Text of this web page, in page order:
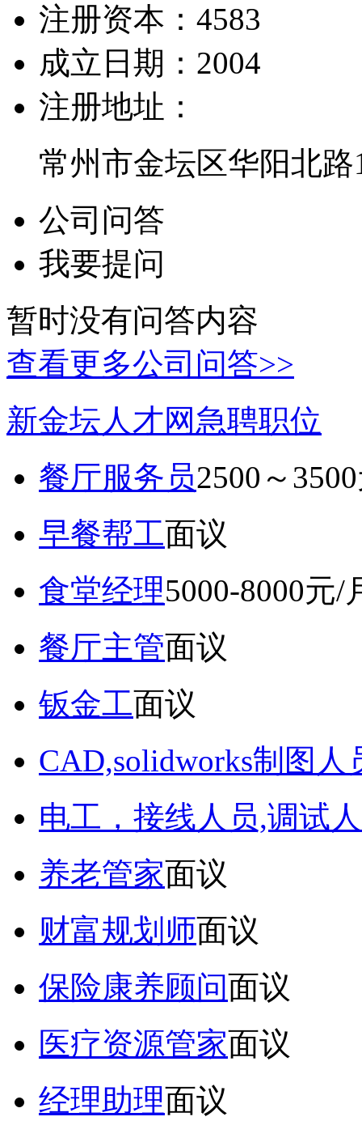
注册资本： 4583
成立日期： 2004
注册地址：
常州市金坛区华阳北路
公司问答
我要提问
暂时没有问答内容
查看更多公司问答>>
新金坛人才网急聘职位
餐厅服务员2500～
早餐帮工面议
食堂经理5000-8000元/
餐厅主管面议
钣金工面议
CAD,solidworks制图人
电工，接线人员,调试
养老管家面议
财富规划师面议
保险康养顾问面议
医疗资源管家面议
经理助理面议